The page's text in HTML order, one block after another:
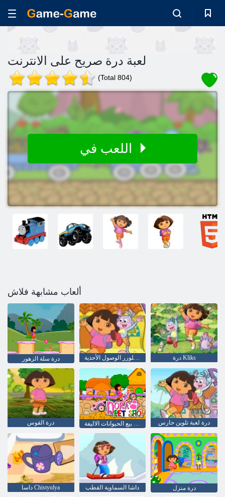
لعبة درة صريح على الانترنت
(Total 804)
ألعاب مشابهة فلاش
درة سلة الزهور درة إكسبلورر الوصول الأحذية درة Kliks
درة القوس درة لعبة تلوين حارس
داسا Chistyulya داشا السماوية القطب درة منزل